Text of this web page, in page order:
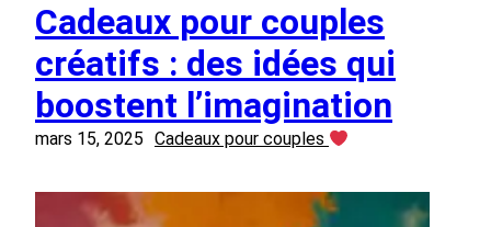
Cadeaux pour couples
créatifs : des idées qui
boostent l’imagination
mars 15, 2025 Cadeaux pour couples